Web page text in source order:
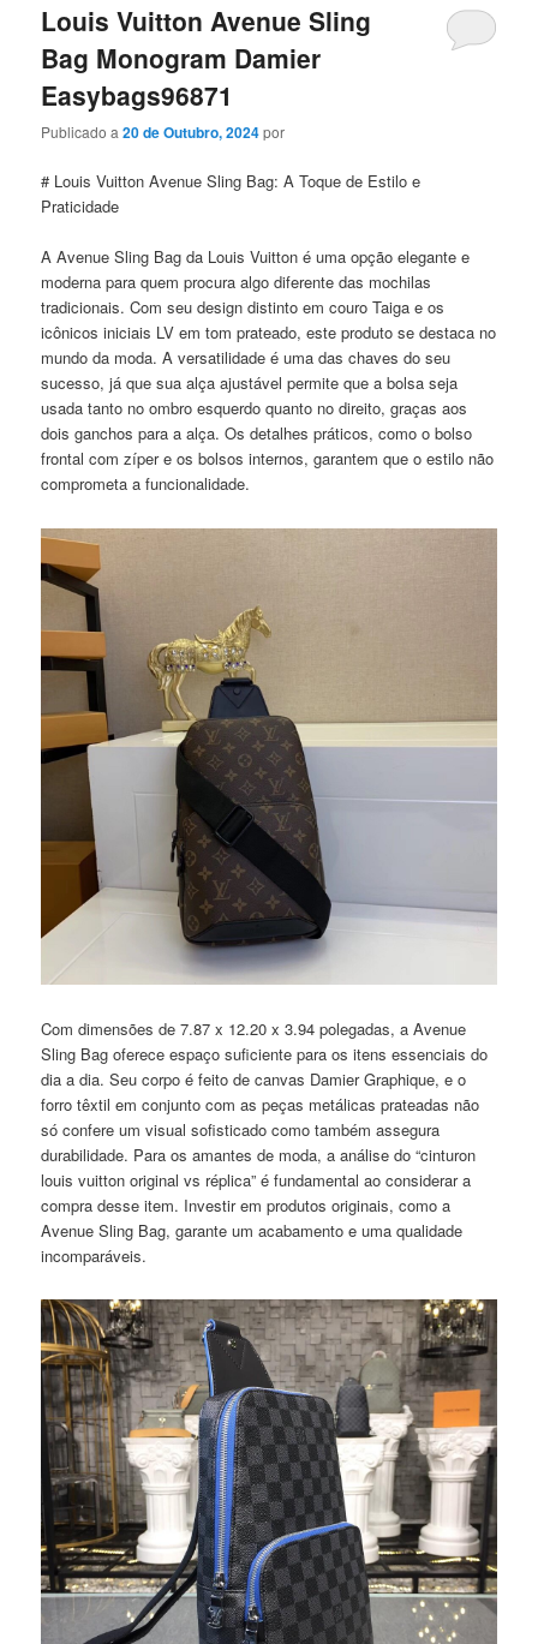
Louis Vuitton Avenue Sling
Bag Monogram Damier
Easybags96871
Publicado a20 de Outubro, 2024por
# Louis Vuitton Avenue Sling Bag: A Toque de Estilo e
Praticidade
A Avenue Sling Bag da Louis Vuitton é uma opção elegante e
moderna para quem procura algo diferente das mochilas
tradicionais. Com seu design distinto em couro Taiga e os
icônicos iniciais LV em tom prateado, este produto se destaca no
mundo da moda. A versatilidade é uma das chaves do seu
sucesso, já que sua alça ajustável permite que a bolsa seja
usada tanto no ombro esquerdo quanto no direito, graças aos
dois ganchos para a alça. Os detalhes práticos, como o bolso
frontal com zíper e os bolsos internos, garantem que o estilo não
comprometa a funcionalidade.
Com dimensões de 7.87 x 12.20 x 3.94 polegadas, a Avenue
Sling Bag oferece espaço suficiente para os itens essenciais do
dia a dia. Seu corpo é feito de canvas Damier Graphique, e o
forro têxtil em conjunto com as peças metálicas prateadas não
só confere um visual sofisticado como também assegura
durabilidade. Para os amantes de moda, a análise do “cinturon
louis vuitton original vs réplica” é fundamental ao considerar a
compra desse item. Investir em produtos originais, como a
Avenue Sling Bag, garante um acabamento e uma qualidade
incomparáveis.